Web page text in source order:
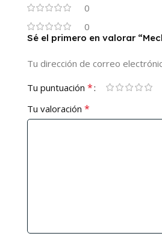
0
0
Sé el primero en valorar
Tu dirección de correo
Tu puntuación *
Tu valoración *